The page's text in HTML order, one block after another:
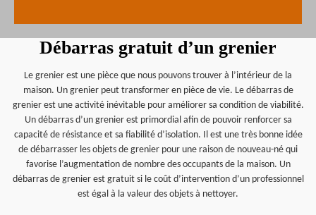
Débarras gratuit d’un grenier
Le grenier est une pièce que nous pouvons trouver à l’intérieur de la
maison. Un grenier peut transformer en pièce de vie. Le débarras de
grenier est une activité inévitable pour améliorer sa condition de viabilité.
Un débarras d’un grenier est primordial afin de pouvoir renforcer sa
capacité de résistance et sa fiabilité d’isolation. Il est une très bonne idée
de débarrasser les objets de grenier pour une raison de nouveau-né qui
favorise l’augmentation de nombre des occupants de la maison. Un
débarras de grenier est gratuit si le coût d’intervention d’un professionnel
est égal à la valeur des objets à nettoyer.